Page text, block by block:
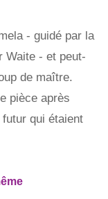
- guidé par la
Waite - et peut-
de maître.
pièce après
qui étaient